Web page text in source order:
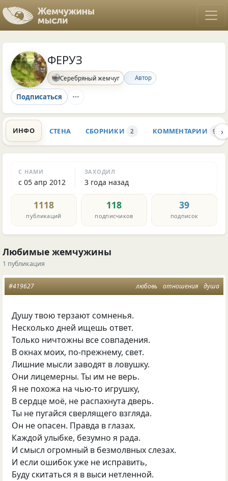
ФЕРУЗ
Серебряный жемчуг Автор
Подписаться
ИНФО СТЕНА СБОРНИКИ 2 КОММЕНТАРИИ 9.1K
›
С НАМИ
с 05 апр 2012
ЗАХОДИЛ
3 года назад
1118
публикаций
118
подписчиков
39
подписок
Любимые жемчужины
1 публикация
любовь отношения душа
#419627
Душу твою терзают сомненья.
Несколько дней ищешь ответ.
Только ничтожны все совпадения.
В окнах моих, по-прежнему, свет.
Лишние мысли заводят в ловушку.
Они лицемерны. Ты им не верь.
Я не похожа на чью-то игрушку,
В сердце моё, не распахнута дверь.
Ты не пугайся сверлящего взгляда.
Он не опасен. Правда в глазах.
Каждой улыбке, безумно я рада.
И смысл огромный в безмолвных слезах.
И если ошибок уже не исправить,
Буду скитаться я в выси нетленной.